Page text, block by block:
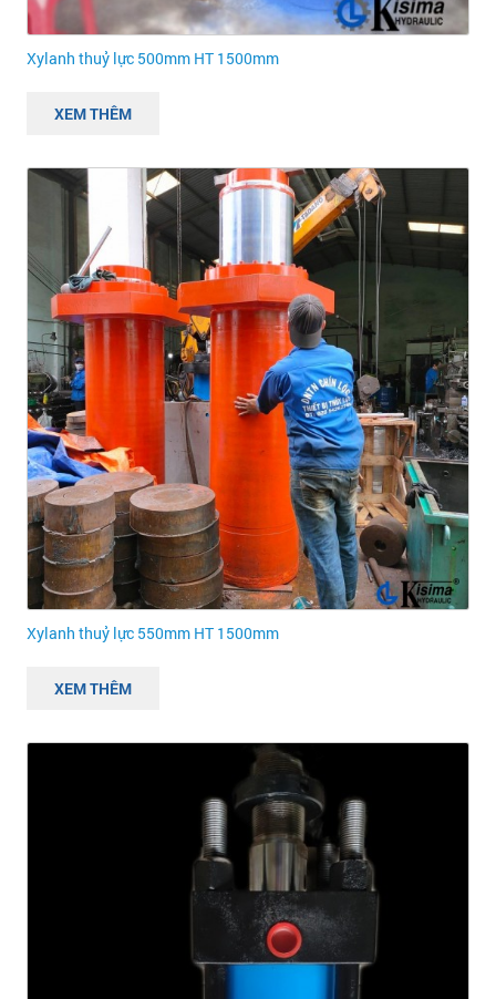
Xylanh thuỷ lực 500mm HT 1500mm
XEM THÊM
Xylanh thuỷ lực 550mm HT 1500mm
XEM THÊM